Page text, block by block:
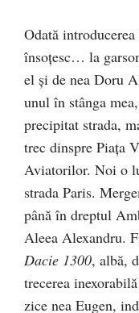
Odată
însoțesc… la
el și de nea Doru
unul în stânga
precipitat strada,
trec dinspre Piața
Aviatorilor. Noi o
strada Paris.
până în dreptul
Aleea Alexandru.
Dacie 1300, albă,
trecerea
zice nea Eugen,